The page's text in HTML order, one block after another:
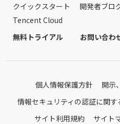
クイックスタート
開発者ブロ
Tencent Cloud
無料トライアル
お問い合わ
個人情報保護方針
開示
情報セキュリティの認証に関す
サイト利用規約
サイト